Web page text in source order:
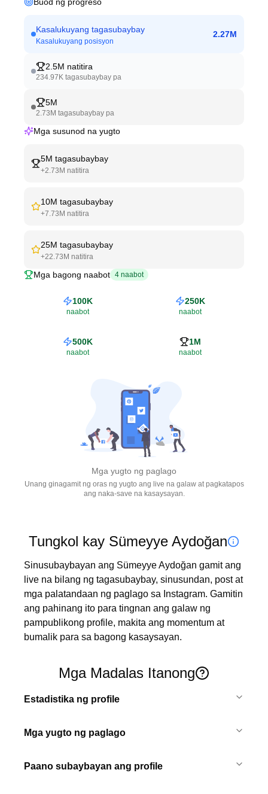
Kasalukuyang tagasubaybay
Kasalukuyang posisyon
2.27M
2.5M natitira
234.97K tagasubaybay pa
5M
2.73M tagasubaybay pa
Mga susunod na yugto
5M tagasubaybay
+2.73M natitira
10M tagasubaybay
+7.73M natitira
25M tagasubaybay
+22.73M natitira
Mga bagong naabot 4 naabot
100K
naabot
250K
naabot
500K
naabot
1M
naabot
Mga yugto ng paglago
Unang ginagamit ng oras ng yugto ang live na galaw at pagkatapos
ang naka-save na kasaysayan.
Tungkol kay Sümeyye Aydoğan
Sinusubaybayan ang Sümeyye Aydoğan gamit ang
live na bilang ng tagasubaybay, sinusundan, post at
mga palatandaan ng paglago sa Instagram. Gamitin
ang pahinang ito para tingnan ang galaw ng
pampublikong profile, makita ang momentum at
bumalik para sa bagong kasaysayan.
Mga Madalas Itanong
Estadistika ng profile
Mga yugto ng paglago
Paano subaybayan ang profile